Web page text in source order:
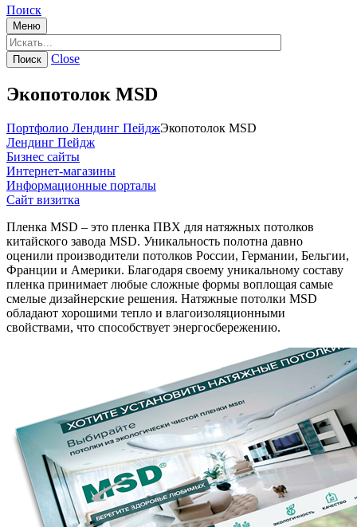
Поиск
Меню
Close
Экопотолок MSD
Портфолио Лендинг ПейджЭкопотолок MSD
Лендинг Пейдж
Бизнес сайты
Интернет-магазины
Информационные порталы
Сайт визитка
Пленка MSD – это пленка ПВХ для натяжных потолков
китайского завода MSD. Уникальность полотна давно
оценили производители потолков России, Германии, Бельгии,
Франции и Америки. Благодаря своему уникальному составу
пленка принимает любые сложные формы воплощая самые
смелые дизайнерские решения. Натяжные потолки MSD
обладают хорошими тепло и влагоизоляционными
свойствами, что способствует энергосбережению.